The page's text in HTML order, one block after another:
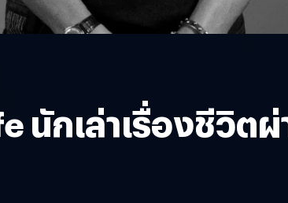
นักเล่าเรื่องชีวิต